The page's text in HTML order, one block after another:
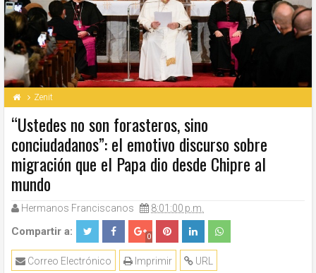
Zenit
“Ustedes no son forasteros, sino
conciudadanos”: el emotivo discurso sobre
migración que el Papa dio desde Chipre al
mundo
Hermanos Franciscanos 8:01:00 p.m.
Compartir a: 0
URL
Imprimir
Correo Electrónico